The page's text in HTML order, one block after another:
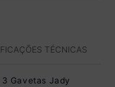
TÉCNICAS
Gavetas Jady